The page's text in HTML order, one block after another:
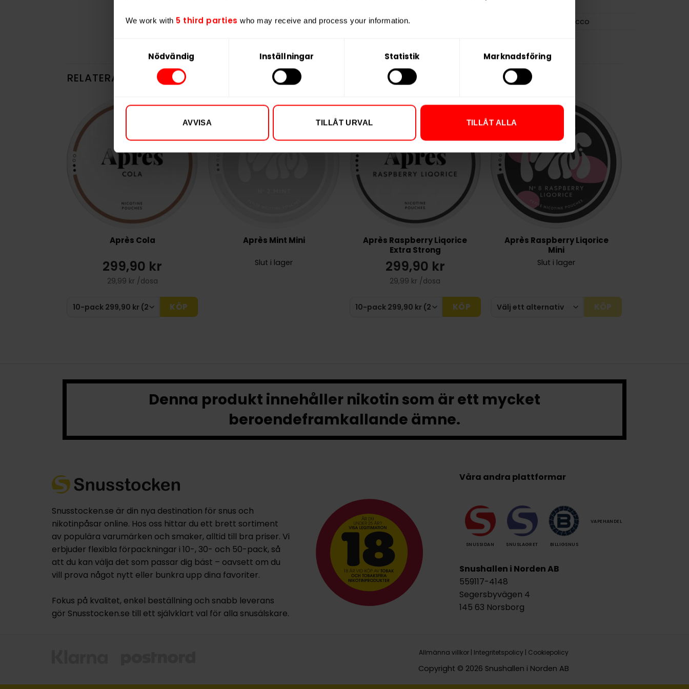
We work with 5 third parties who may receive and process your information.
Nödvändig Inställningar Statistik Marknadsföring
AVVISA TILLÅT URVAL TILLÅT ALLA
Tillverkare
N.G.P. Tobacco
RELATERADE PRODUKTER
Après Cola
299,90 kr
29,99 kr /dosa
KÖP
Après Mint Mini
Slut i lager
Après Raspberry Liqorice
Extra Strong
299,90 kr
29,99 kr /dosa
KÖP
Après Raspberry Liqorice
Mini
Slut i lager
KÖP
Denna produkt innehåller nikotin som är ett mycket
beroendeframkallande ämne.
Snusstocken.se är din nya destination för snus och
nikotinpåsar online. Hos oss hittar du ett brett sortiment
av populära varumärken och smaker, alltid till bra priser. Vi
erbjuder flexibla förpackningar i 10-, 30- och 50-pack, så
att du kan välja det som passar dig bäst – oavsett om du
vill prova något nytt eller bunkra upp dina favoriter.
Fokus på kvalitet, enkel beställning och snabb leverans
gör Snusstocken.se till ett självklart val för alla snusälskare.
Våra andra plattformar
SNUSSIDAN SNUSLAGRET BILLIGSNUS
VAPEHANDEL
Snushallen i Norden AB
559117-4148
Segersbyvägen 4
145 63 Norsborg
Allmänna villkor| Integritetspolicy| Cookiepolicy
Copyright © 2026 Snushallen i Norden AB